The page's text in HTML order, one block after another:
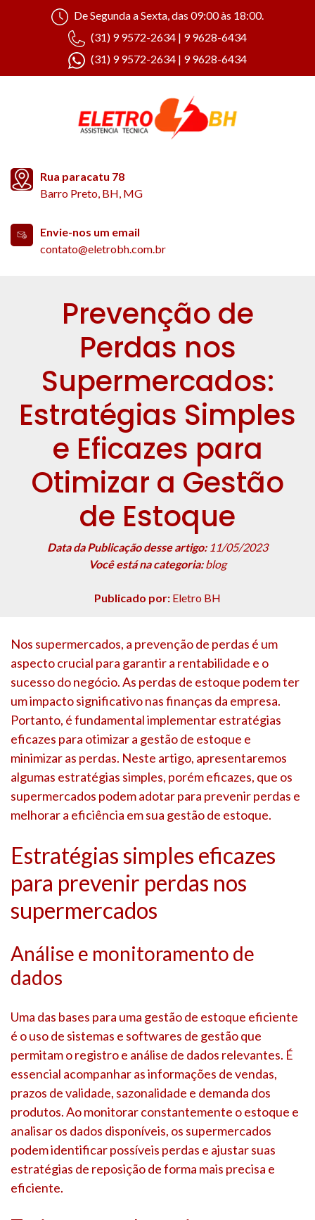
De Segunda a Sexta, das 09:00 às 18:00.
(31) 9 9572-2634 | 9 9628-6434
(31) 9 9572-2634 | 9 9628-6434
Rua paracatu 78
Barro Preto, BH, MG
Envie-nos um email
contato@eletrobh.com.br
Prevenção de
Perdas nos
Supermercados:
Estratégias Simples
e Eficazes para
Otimizar a Gestão
de Estoque
Data da Publicação desse artigo:11/05/2023
Você está na categoria:blog
Publicado por: Eletro BH
Nos supermercados, a prevenção de perdas é um
aspecto crucial para garantir a rentabilidade e o
sucesso do negócio. As perdas de estoque podem ter
um impacto significativo nas finanças da empresa.
Portanto, é fundamental implementar estratégias
eficazes para otimizar a gestão de estoque e
minimizar as perdas. Neste artigo, apresentaremos
algumas estratégias simples, porém eficazes, que os
supermercados podem adotar para prevenir perdas e
melhorar a eficiência em sua gestão de estoque.
Estratégias simples eficazes
para prevenir perdas nos
supermercados
Análise e monitoramento de
dados
Uma das bases para uma gestão de estoque eficiente
é o uso de sistemas e softwares de gestão que
permitam o registro e análise de dados relevantes. É
essencial acompanhar as informações de vendas,
prazos de validade, sazonalidade e demanda dos
produtos. Ao monitorar constantemente o estoque e
analisar os dados disponíveis, os supermercados
podem identificar possíveis perdas e ajustar suas
estratégias de reposição de forma mais precisa e
eficiente.